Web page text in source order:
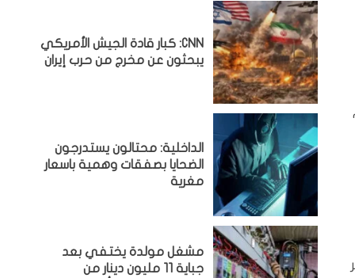
CNN: كبار قادة الجيش الأمريكي
يبحثون عن مخرج من حرب إيران
الداخلية: محتالون يستدرجون
الضحايا بصفقات وهمية باسعار
مغرية
مشغل مولدة يختفي بعد
جباية 11 مليون دينار من